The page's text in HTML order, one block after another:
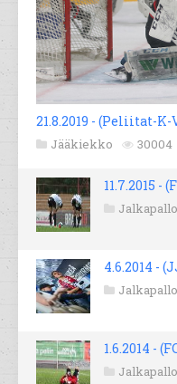
21.8.2019 - (Peliitat-K-
Jääkiekko 30004
11.7.2015 -
Jalkapallo
4.6.2014 -
Jalkapallo
1.6.2014 -
Jalkapallo